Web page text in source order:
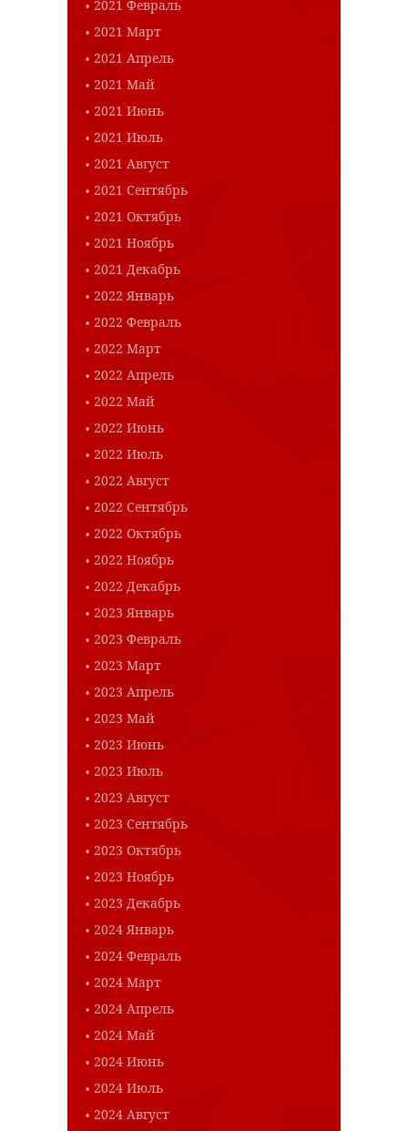
2021 Февраль
2021 Март
2021 Апрель
2021 Май
2021 Июнь
2021 Июль
2021 Август
2021 Сентябрь
2021 Октябрь
2021 Ноябрь
2021 Декабрь
2022 Январь
2022 Февраль
2022 Март
2022 Апрель
2022 Май
2022 Июнь
2022 Июль
2022 Август
2022 Сентябрь
2022 Октябрь
2022 Ноябрь
2022 Декабрь
2023 Январь
2023 Февраль
2023 Март
2023 Апрель
2023 Май
2023 Июнь
2023 Июль
2023 Август
2023 Сентябрь
2023 Октябрь
2023 Ноябрь
2023 Декабрь
2024 Январь
2024 Февраль
2024 Март
2024 Апрель
2024 Май
2024 Июнь
2024 Июль
2024 Август